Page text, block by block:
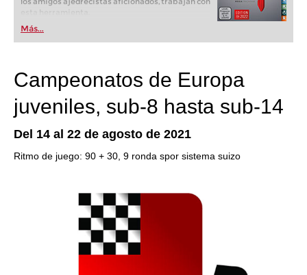
Más...
Campeonatos de Europa
juveniles, sub-8 hasta sub-14
Del 14 al 22 de agosto de 2021
Ritmo de juego: 90 + 30, 9 ronda spor sistema suizo